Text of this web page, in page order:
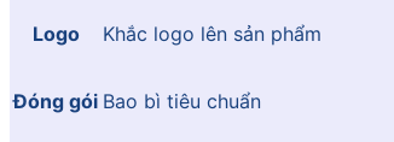
Logo Khắc logo lên sản phẩm
Đóng gói Bao bì tiêu chuẩn